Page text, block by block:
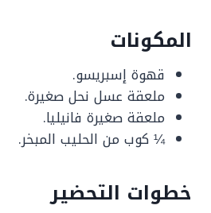
المكونات
قهوة إسبريسو.
ملعقة عسل نحل صغيرة.
ملعقة صغيرة فانيليا.
¼ كوب من الحليب المبخر.
خطوات التحضير